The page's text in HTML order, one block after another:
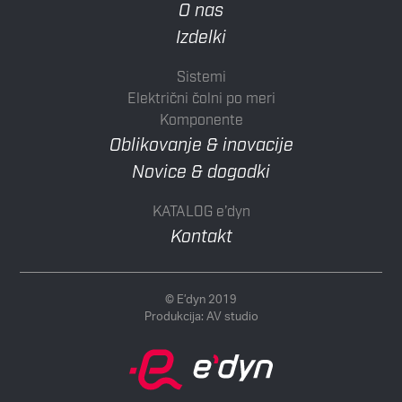
O nas
Izdelki
Sistemi
Električni čolni po meri
Komponente
Oblikovanje & inovacije
Novice & dogodki
KATALOG e’dyn
Kontakt
© E’dyn 2019
Produkcija: AV studio